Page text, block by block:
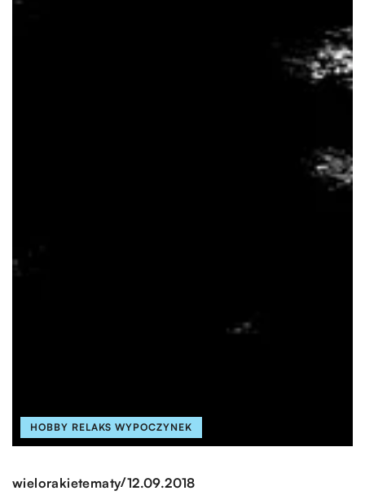
HOBBY RELAKS WYPOCZYNEK
wielorakietematy/12.09.2018